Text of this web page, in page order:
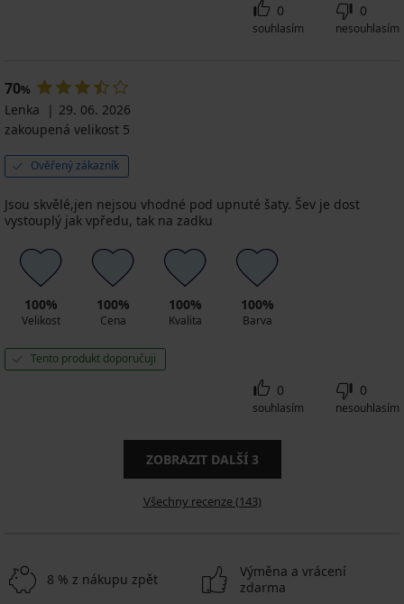
0
souhlasím
0
nesouhlasím
70%
Lenka
29. 06. 2026
zakoupená velikost 5
Ověřený zákazník
Jsou skvělé,jen nejsou vhodné pod upnuté šaty. Šev je dost
vystouplý jak vpředu, tak na zadku
100%
Velikost
100%
Cena
100%
Kvalita
100%
Barva
Tento produkt doporučuji
0
souhlasím
0
nesouhlasím
ZOBRAZIT DALŠÍ 3
Všechny recenze (143)
8 % z nákupu zpět
Výměna a vrácení
zdarma